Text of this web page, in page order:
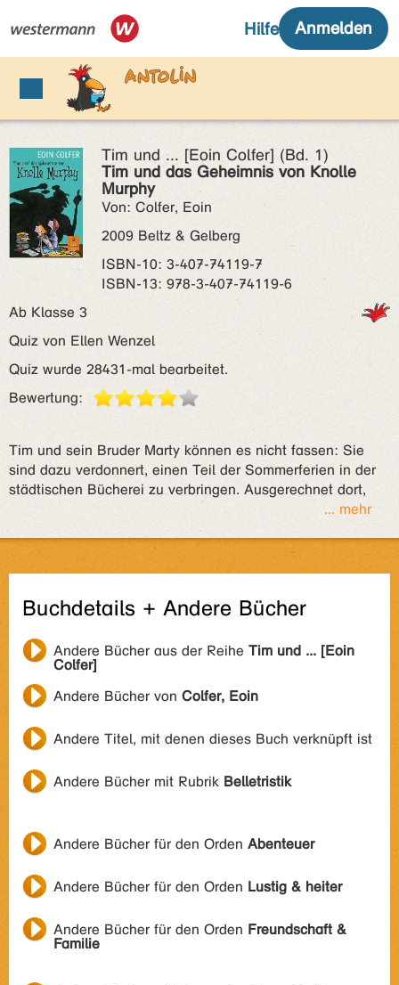
Tim und ... [Eoin Colfer] (Bd. 1)
Tim und das Geheimnis von Knolle
Murphy
Von: Colfer, Eoin
2009 Beltz & Gelberg
ISBN‑10: 3-407-74119-7
ISBN‑13: 978-3-407-74119-6
Ab Klasse 3
Quiz von Ellen Wenzel
Quiz wurde 28431-mal bearbeitet.
Bewertung:
Tim und sein Bruder Marty können es nicht fassen: Sie
sind dazu verdonnert, einen Teil der Sommerferien in der
städtischen Bücherei zu verbringen. Ausgerechnet dort,
... mehr
Buchdetails + Andere Bücher
Andere Bücher aus der Reihe Tim und ... [Eoin
Colfer]
Andere Bücher von Colfer, Eoin
Andere Titel, mit denen dieses Buch verknüpft ist
Andere Bücher mit Rubrik Belletristik
Andere Bücher für den Orden Abenteuer
Andere Bücher für den Orden Lustig & heiter
Andere Bücher für den Orden Freundschaft &
Familie